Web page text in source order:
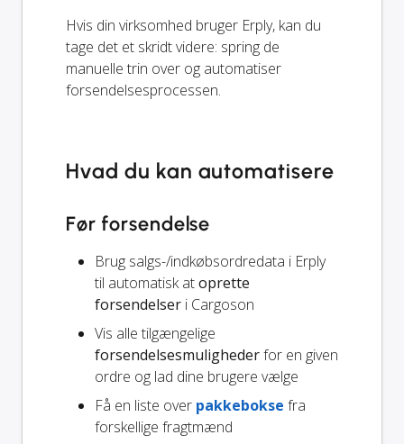
Hvis din virksomhed bruger Erply, kan du
tage det et skridt videre: spring de
manuelle trin over og automatiser
forsendelsesprocessen.
Hvad du kan automatisere
Før forsendelse
Brug salgs-/indkøbsordredata i Erply
til automatisk atoprette
forsendelser i Cargoson
Vis alle tilgængelige
forsendelsesmulighederfor en given
ordre og lad dine brugere vælge
Få en liste over pakkebokse fra
forskellige fragtmænd